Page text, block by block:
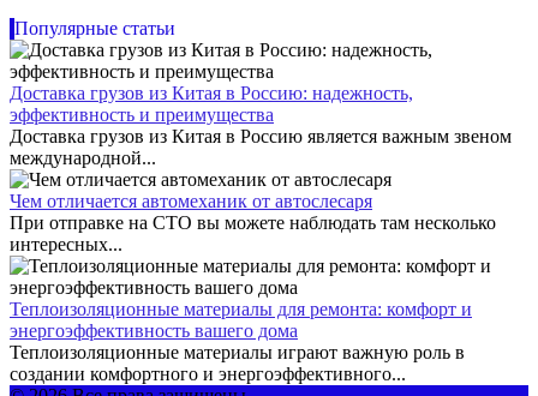
Популярные статьи
Доставка грузов из Китая в Россию: надежность,
эффективность и преимущества
Доставка грузов из Китая в Россию является важным звеном
международной...
Чем отличается автомеханик от автослесаря
При отправке на СТО вы можете наблюдать там несколько
интересных...
Теплоизоляционные материалы для ремонта: комфорт и
энергоэффективность вашего дома
Теплоизоляционные материалы играют важную роль в
создании комфортного и энергоэффективного...